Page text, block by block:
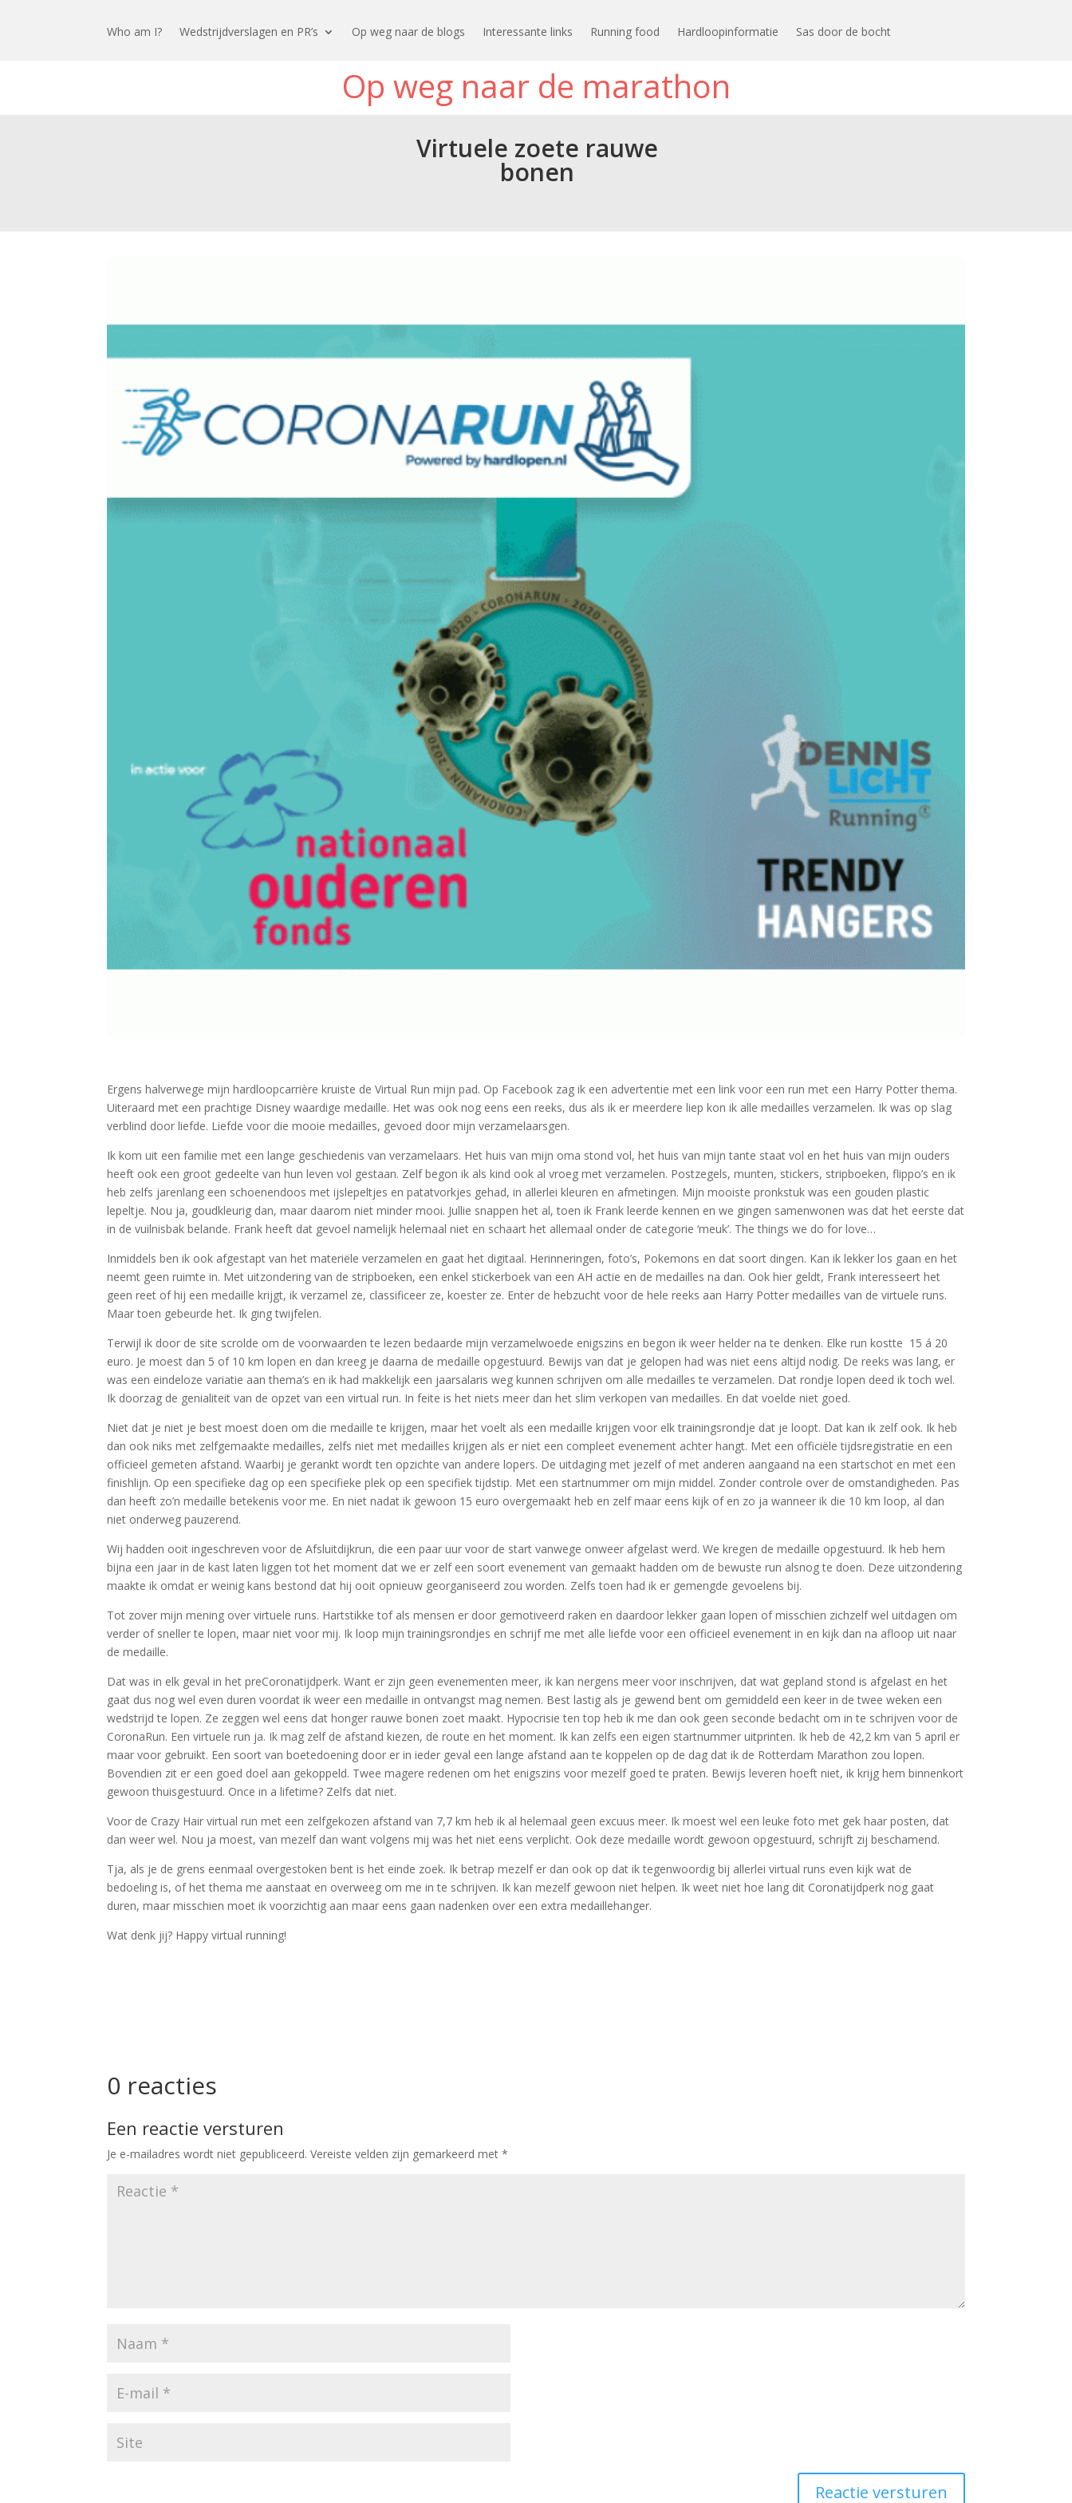
Who am I? Wedstrijdverslagen en PR’s Op weg naar de blogs Interessante links Running food Hardloopinformatie Sas door de bocht
Op weg naar de marathon
Virtuele zoete rauwe
bonen
Ergens halverwege mijn hardloopcarrière kruiste de Virtual Run mijn pad. Op Facebook zag ik een advertentie met een link voor een run met een Harry Potter thema.
Uiteraard met een prachtige Disney waardige medaille. Het was ook nog eens een reeks, dus als ik er meerdere liep kon ik alle medailles verzamelen. Ik was op slag
verblind door liefde. Liefde voor die mooie medailles, gevoed door mijn verzamelaarsgen.
Ik kom uit een familie met een lange geschiedenis van verzamelaars. Het huis van mijn oma stond vol, het huis van mijn tante staat vol en het huis van mijn ouders
heeft ook een groot gedeelte van hun leven vol gestaan. Zelf begon ik als kind ook al vroeg met verzamelen. Postzegels, munten, stickers, stripboeken, flippo’s en ik
heb zelfs jarenlang een schoenendoos met ijslepeltjes en patatvorkjes gehad, in allerlei kleuren en afmetingen. Mijn mooiste pronkstuk was een gouden plastic
lepeltje. Nou ja, goudkleurig dan, maar daarom niet minder mooi. Jullie snappen het al, toen ik Frank leerde kennen en we gingen samenwonen was dat het eerste dat
in de vuilnisbak belande. Frank heeft dat gevoel namelijk helemaal niet en schaart het allemaal onder de categorie ‘meuk’. The things we do for love…
Inmiddels ben ik ook afgestapt van het materiële verzamelen en gaat het digitaal. Herinneringen, foto’s, Pokemons en dat soort dingen. Kan ik lekker los gaan en het
neemt geen ruimte in. Met uitzondering van de stripboeken, een enkel stickerboek van een AH actie en de medailles na dan. Ook hier geldt, Frank interesseert het
geen reet of hij een medaille krijgt, ik verzamel ze, classificeer ze, koester ze. Enter de hebzucht voor de hele reeks aan Harry Potter medailles van de virtuele runs.
Maar toen gebeurde het. Ik ging twijfelen.
Terwijl ik door de site scrolde om de voorwaarden te lezen bedaarde mijn verzamelwoede enigszins en begon ik weer helder na te denken. Elke run kostte 15 á 20
euro. Je moest dan 5 of 10 km lopen en dan kreeg je daarna de medaille opgestuurd. Bewijs van dat je gelopen had was niet eens altijd nodig. De reeks was lang, er
was een eindeloze variatie aan thema’s en ik had makkelijk een jaarsalaris weg kunnen schrijven om alle medailles te verzamelen. Dat rondje lopen deed ik toch wel.
Ik doorzag de genialiteit van de opzet van een virtual run. In feite is het niets meer dan het slim verkopen van medailles. En dat voelde niet goed.
Niet dat je niet je best moest doen om die medaille te krijgen, maar het voelt als een medaille krijgen voor elk trainingsrondje dat je loopt. Dat kan ik zelf ook. Ik heb
dan ook niks met zelfgemaakte medailles, zelfs niet met medailles krijgen als er niet een compleet evenement achter hangt. Met een officiële tijdsregistratie en een
officieel gemeten afstand. Waarbij je gerankt wordt ten opzichte van andere lopers. De uitdaging met jezelf of met anderen aangaand na een startschot en met een
finishlijn. Op een specifieke dag op een specifieke plek op een specifiek tijdstip. Met een startnummer om mijn middel. Zonder controle over de omstandigheden. Pas
dan heeft zo’n medaille betekenis voor me. En niet nadat ik gewoon 15 euro overgemaakt heb en zelf maar eens kijk of en zo ja wanneer ik die 10 km loop, al dan
niet onderweg pauzerend.
Wij hadden ooit ingeschreven voor de Afsluitdijkrun, die een paar uur voor de start vanwege onweer afgelast werd. We kregen de medaille opgestuurd. Ik heb hem
bijna een jaar in de kast laten liggen tot het moment dat we er zelf een soort evenement van gemaakt hadden om de bewuste run alsnog te doen. Deze uitzondering
maakte ik omdat er weinig kans bestond dat hij ooit opnieuw georganiseerd zou worden. Zelfs toen had ik er gemengde gevoelens bij.
Tot zover mijn mening over virtuele runs. Hartstikke tof als mensen er door gemotiveerd raken en daardoor lekker gaan lopen of misschien zichzelf wel uitdagen om
verder of sneller te lopen, maar niet voor mij. Ik loop mijn trainingsrondjes en schrijf me met alle liefde voor een officieel evenement in en kijk dan na afloop uit naar
de medaille.
Dat was in elk geval in het preCoronatijdperk. Want er zijn geen evenementen meer, ik kan nergens meer voor inschrijven, dat wat gepland stond is afgelast en het
gaat dus nog wel even duren voordat ik weer een medaille in ontvangst mag nemen. Best lastig als je gewend bent om gemiddeld een keer in de twee weken een
wedstrijd te lopen. Ze zeggen wel eens dat honger rauwe bonen zoet maakt. Hypocrisie ten top heb ik me dan ook geen seconde bedacht om in te schrijven voor de
CoronaRun. Een virtuele run ja. Ik mag zelf de afstand kiezen, de route en het moment. Ik kan zelfs een eigen startnummer uitprinten. Ik heb de 42,2 km van 5 april er
maar voor gebruikt. Een soort van boetedoening door er in ieder geval een lange afstand aan te koppelen op de dag dat ik de Rotterdam Marathon zou lopen.
Bovendien zit er een goed doel aan gekoppeld. Twee magere redenen om het enigszins voor mezelf goed te praten. Bewijs leveren hoeft niet, ik krijg hem binnenkort
gewoon thuisgestuurd. Once in a lifetime? Zelfs dat niet.
Voor de Crazy Hair virtual run met een zelfgekozen afstand van 7,7 km heb ik al helemaal geen excuus meer. Ik moest wel een leuke foto met gek haar posten, dat
dan weer wel. Nou ja moest, van mezelf dan want volgens mij was het niet eens verplicht. Ook deze medaille wordt gewoon opgestuurd, schrijft zij beschamend.
Tja, als je de grens eenmaal overgestoken bent is het einde zoek. Ik betrap mezelf er dan ook op dat ik tegenwoordig bij allerlei virtual runs even kijk wat de
bedoeling is, of het thema me aanstaat en overweeg om me in te schrijven. Ik kan mezelf gewoon niet helpen. Ik weet niet hoe lang dit Coronatijdperk nog gaat
duren, maar misschien moet ik voorzichtig aan maar eens gaan nadenken over een extra medaillehanger.
Wat denk jij? Happy virtual running!
0 reacties
Een reactie versturen
Je e-mailadres wordt niet gepubliceerd. Vereiste velden zijn gemarkeerd met*
Reactie versturen